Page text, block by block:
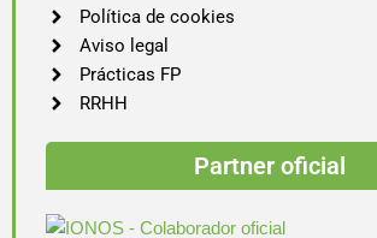
Política de cookies
Aviso legal
Prácticas FP
RRHH
Partner oficial